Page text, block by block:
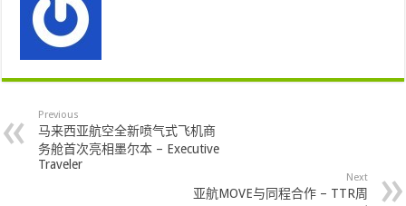
Previous
马来西亚航空全新喷气式飞机商
务舱首次亮相墨尔本 – Executive
Traveler
Next
亚航MOVE与同程合作 – TTR周